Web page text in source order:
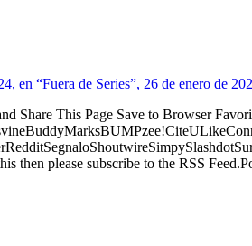
en “Fuera de Series”, 26 de enero de
Share This Page Save to Browser
please subscribe to the RSS